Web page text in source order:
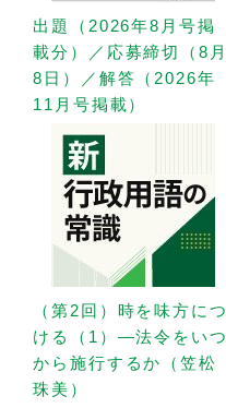
出題（2026年8月号掲
載分）／応募締切（8月
8日）／解答（2026年
11月号掲載）
（第2回）時を味方につ
ける（1）—法令をいつ
から施行するか（笠松
珠美）